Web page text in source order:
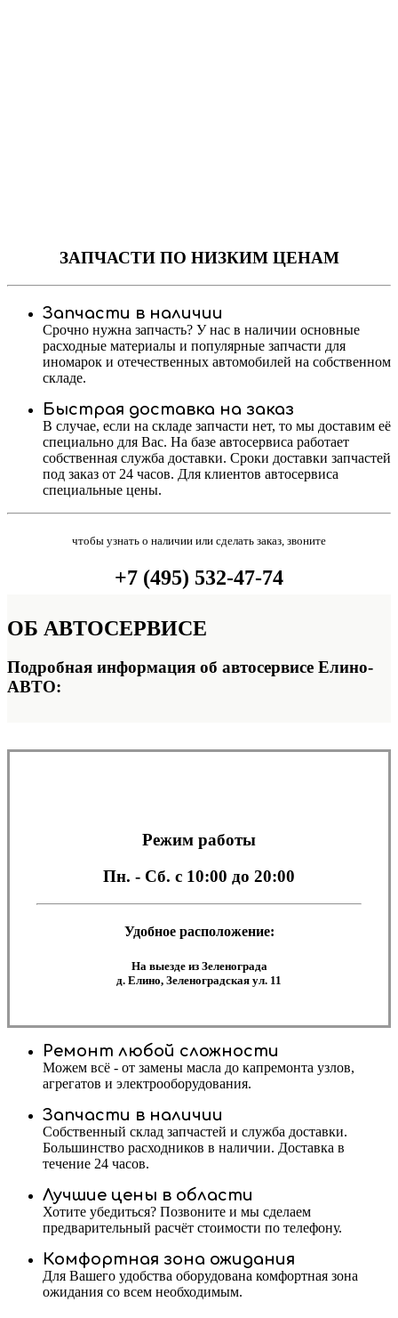
ЗАПЧАСТИПО НИЗКИМ ЦЕНАМ
Запчасти в наличии
Срочно нужна запчасть? У нас в наличии основные
расходные материалы и популярные запчасти для
иномарок и отечественных автомобилей на собственном
складе.
Быстрая доставка на заказ
В случае, если на складе запчасти нет, то мы доставим её
специально для Вас. На базе автосервиса работает
собственная служба доставки. Сроки доставки запчастей
под заказ от 24 часов. Для клиентов автосервиса
специальные цены.
чтобы узнать о наличии или сделать заказ, звоните
+7 (495) 532-47-74
ОБ АВТОСЕРВИСЕ
Подробная информация об автосервисе Елино-
АВТО:
Режим работы
Пн. - Сб. с 10:00 до 20:00
Удобное расположение:
На выезде из Зеленограда
д. Елино, Зеленоградская ул. 11
Ремонт любой сложности
Можем всё - от замены масла до капремонта узлов,
агрегатов и электрооборудования.
Запчасти в наличии
Собственный склад запчастей и служба доставки.
Большинство расходников в наличии. Доставка в
течение 24 часов.
Лучшие цены в области
Хотите убедиться? Позвоните и мы сделаем
предварительный расчёт стоимости по телефону.
Комфортная зона ожидания
Для Вашего удобства оборудована комфортная зона
ожидания со всем необходимым.